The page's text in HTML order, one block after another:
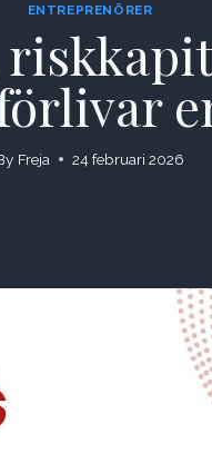
ENTREPRENÖRER
Freja 24 februari 2026